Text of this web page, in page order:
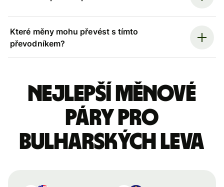
Které měny mohu převést s tímto
převodníkem?
Nejlepší měnové
páry pro
bulharských leva